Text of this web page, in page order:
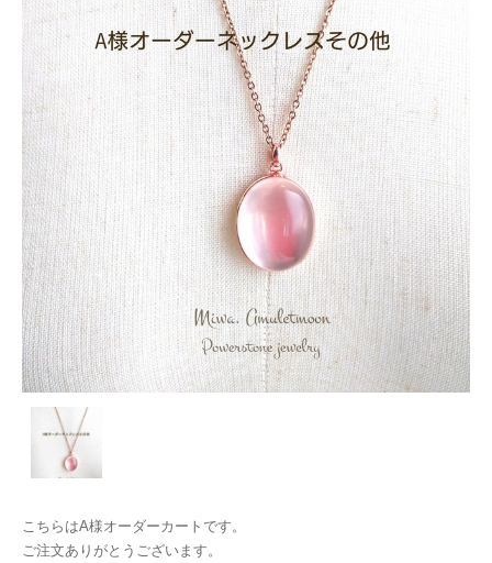
こちらはA様オーダーカートです。
ご注文ありがとうございます。